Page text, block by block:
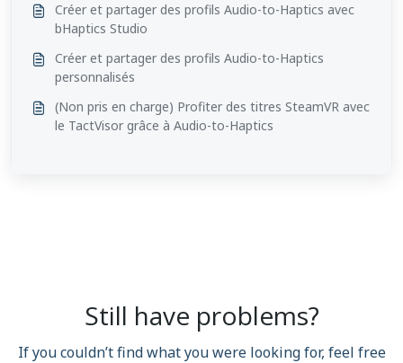
Créer et partager des profils Audio-to-Haptics avec
bHaptics Studio
Créer et partager des profils Audio-to-Haptics
personnalisés
(Non pris en charge) Profiter des titres SteamVR avec
le TactVisor grâce à Audio-to-Haptics
Still have problems?
If you couldn’t find what you were looking for, feel free